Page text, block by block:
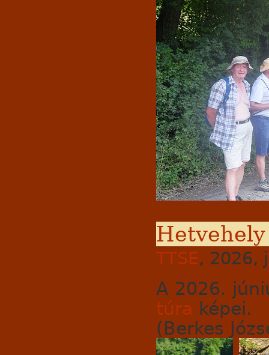
TTSE, 2026,
A 2026.
túra képei.
(Berkes